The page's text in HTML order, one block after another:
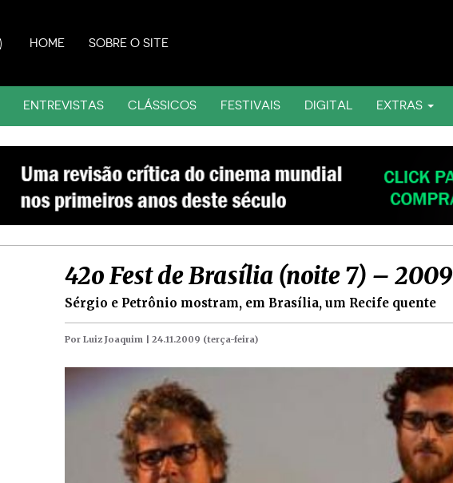
HOME SOBRE O SITE
ENTREVISTAS CLÁSSICOS FESTIVAIS DIGITAL EXTRAS
42o Fest de Brasília (noite 7) – 2009
Sérgio e Petrônio mostram, em Brasília, um Recife quente
Por Luiz Joaquim | 24.11.2009 (terça-feira)